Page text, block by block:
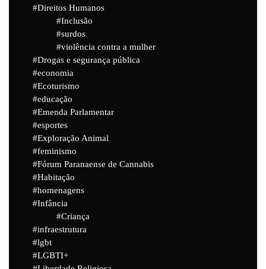
Direitos Humanos
Inclusão
surdos
violência contra a mulher
Drogas e segurança pública
economia
Ecoturismo
educação
Emenda Parlamentar
esportes
Exploração Animal
feminismo
Fórum Paranaense de Cannabis
Habitação
homenagens
Infância
Criança
infraestrutura
lgbt
LGBTI+